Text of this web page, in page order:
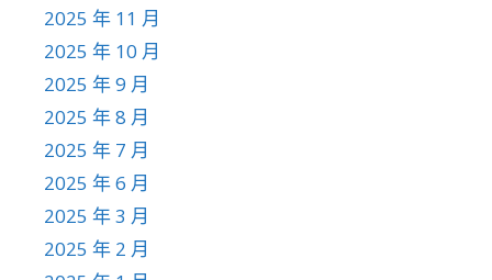
2025 年 11 月
2025 年 10 月
2025 年 9 月
2025 年 8 月
2025 年 7 月
2025 年 6 月
2025 年 3 月
2025 年 2 月